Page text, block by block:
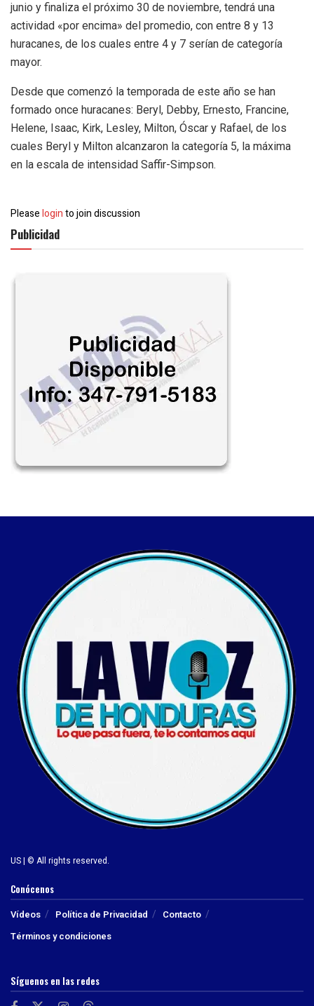
junio y finaliza el próximo 30 de noviembre, tendrá una
actividad «por encima» del promedio, con entre 8 y 13
huracanes, de los cuales entre 4 y 7 serían de categoría
mayor.
Desde que comenzó la temporada de este año se han
formado once huracanes: Beryl, Debby, Ernesto, Francine,
Helene, Isaac, Kirk, Lesley, Milton, Óscar y Rafael, de los
cuales Beryl y Milton alcanzaron la categoría 5, la máxima
en la escala de intensidad Saffir-Simpson.
Pleaseloginto join discussion
Publicidad
US | © All rights reserved.
Conócenos
Vídeos Política de Privacidad
Contacto
Términos y condiciones
Síguenos en las redes